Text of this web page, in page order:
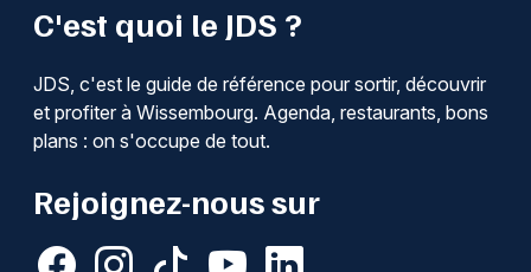
C'est quoi le JDS ?
JDS, c'est le guide de référence pour sortir, découvrir
et profiter à Wissembourg. Agenda, restaurants, bons
plans : on s'occupe de tout.
Rejoignez-nous sur